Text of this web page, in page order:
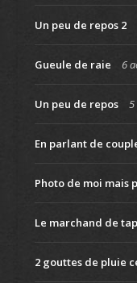
Un peu de repos 2
Gueule de raie 6
Un peu de repos 5
En parlant de
Photo de moi mais
Le marchand de
2 gouttes de pluie